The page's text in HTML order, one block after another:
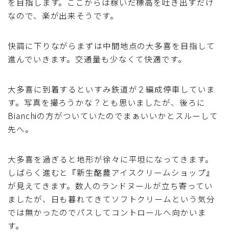
なので、楽が出来そうです。
快調に下りながらまずは中間地点の大多喜を目指して
進んでいきます。交通量も少なくて快適です。
大多喜に到着するといすみ鉄道が２編成停車していま
す。写真を撮ろうかな？とも思いましたが、後ろに
Bianchiの方がついていたのでまぁいいかとスルーして
先へ。
大多喜を過ぎると地形が徐々に平坦になってきます。
しばらく進むと『新生酪農アイスクリームショップ』
が見えてきます。数人のランドヌールが立ち寄ってい
ましたが、日も暮れてきてソフトクリームという気分
では無かったのでパスしてコントロールへ向かいま
す。